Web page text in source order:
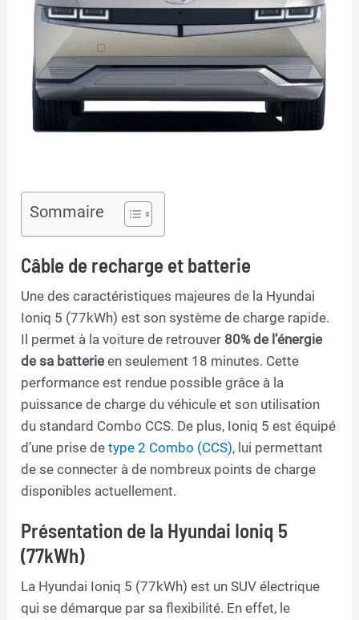
Sommaire
Câble de recharge et batterie
Une des caractéristiques majeures de la Hyundai
Ioniq 5 (77kWh) est son système de charge rapide.
Il permet à la voiture de retrouver 80% de l’énergie
de sa batterie en seulement 18 minutes. Cette
performance est rendue possible grâce à la
puissance de charge du véhicule et son utilisation
du standard Combo CCS. De plus, Ioniq 5 est équipé
d’une prise detype 2 Combo (CCS), lui permettant
de se connecter à de nombreux points de charge
disponibles actuellement.
Présentation de la Hyundai Ioniq 5
(77kWh)
La Hyundai Ioniq 5 (77kWh) est un SUV électrique
qui se démarque par sa flexibilité. En effet, le